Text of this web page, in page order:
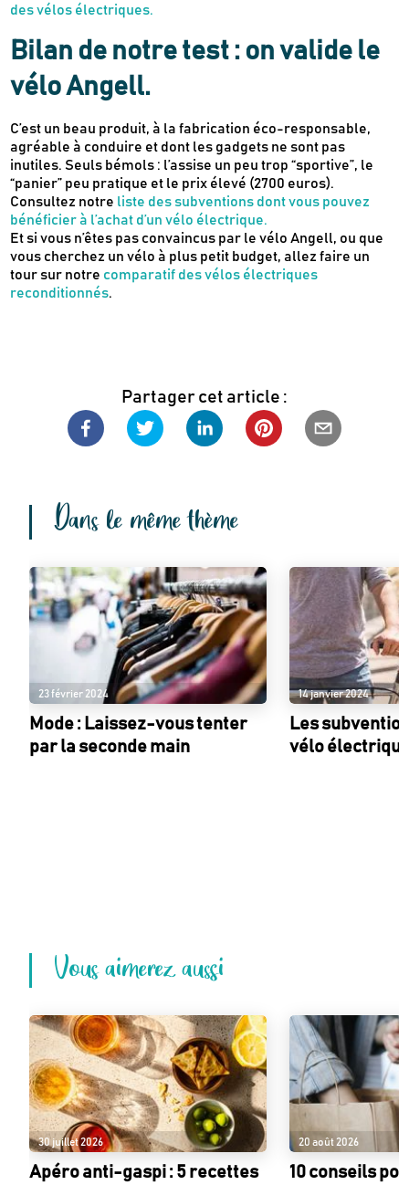
des vélos électriques.
Bilan de notre test : on valide le
vélo Angell.
C’est un beau produit, à la fabrication éco-responsable,
agréable à conduire et dont les gadgets ne sont pas
inutiles. Seuls bémols : l’assise un peu trop “sportive”, le
“panier” peu pratique et le prix élevé (2700 euros).
Consultez notre liste des subventions dont vous pouvez
bénéficier à l’achat d’un vélo électrique.
Et si vous n’êtes pas convaincus par le vélo Angell, ou que
vous cherchez un vélo à plus petit budget, allez faire un
tour sur notre comparatif des vélos électriques
reconditionnés.
Partager cet article :
Dans le même thème
23 février 2024
Mode : Laissez-vous tenter
par la seconde main
14 janvier 2024
Les
vélo
Vous aimerez aussi
30 juillet 2026
Apéro anti-gaspi : 5 recettes
20 août 2026
10 conseils